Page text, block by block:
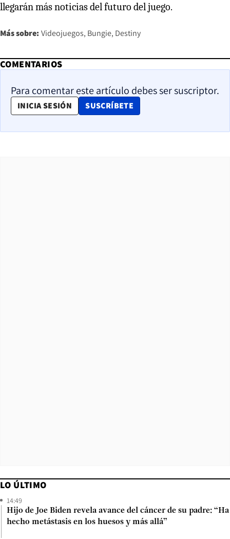
llegarán más noticias del futuro del juego.
Más sobre: Videojuegos Bungie Destiny
COMENTARIOS
Para comentar este artículo debes ser suscriptor.
INICIA SESIÓN SUSCRÍBETE
OPENS IN NEW WINDOW
LO ÚLTIMO
14:49
Hijo de Joe Biden revela avance del cáncer de su padre: “Ha
hecho metástasis en los huesos y más allá”